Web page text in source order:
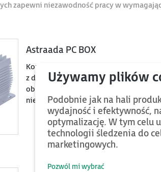
zapewni niezawodność pracy w
Astraada PC BOX
Komputery przemysłowe BOX
z dużymi możliwościami
obliczeniową. Dzięki mocnym i
niezawodną pracę.
Podobnie jak na hali
wydajność i efektywność,
optymalizację. W tym celu
technologii śledzenia do
marketingowych.
Pozwól mi wybrać